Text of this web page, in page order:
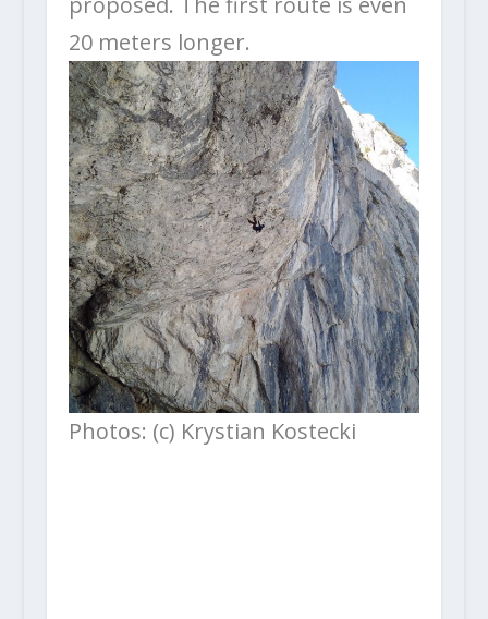
20 meters longer.
Photos: (c) Krystian Kostecki